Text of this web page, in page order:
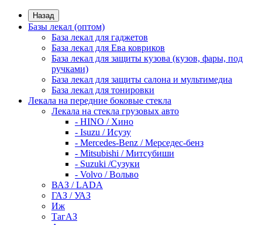
Назад
Базы лекал (оптом)
База лекал для гаджетов
База лекал для Ева ковриков
База лекал для защиты кузова (кузов, фары, под
ручками)
База лекал для защиты салона и мультимедиа
База лекал для тонировки
Лекала на передние боковые стекла
Лекала на стекла грузовых авто
- HINO / Хино
- Isuzu / Исузу
- Mercedes-Benz / Мерседес-бенз
- Mitsubishi / Митсубиши
- Suzuki /Сузуки
- Volvo / Вольво
ВАЗ / LADA
ГАЗ / УАЗ
Иж
ТагАЗ